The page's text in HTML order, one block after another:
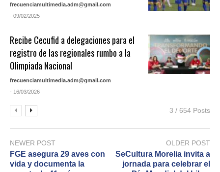
frecuenciamultimedia.adm@gmail.com
- 09/02/2025
Recibe Cecufid a delegaciones para el
registro de las regionales rumbo a la
Olimpiada Nacional
frecuenciamultimedia.adm@gmail.com
- 16/03/2026
3 / 654 Posts
NEWER POST
FGE asegura 29 aves con
vida y documenta la
OLDER POST
SeCultura Morelia invita a
jornada para celebrar el